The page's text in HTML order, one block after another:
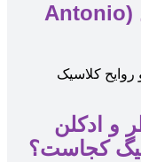
نظرات کاربران عطر ادکلن (Antonio
کلاسیک
و ادکلن